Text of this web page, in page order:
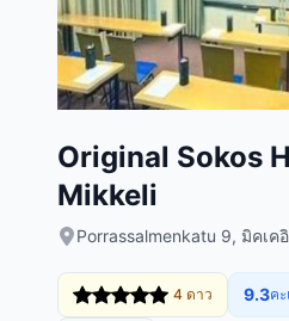
Original Sokos
Mikkeli
Porrassalmenkatu 9, มิคเ
4 ดาว 9.3ค